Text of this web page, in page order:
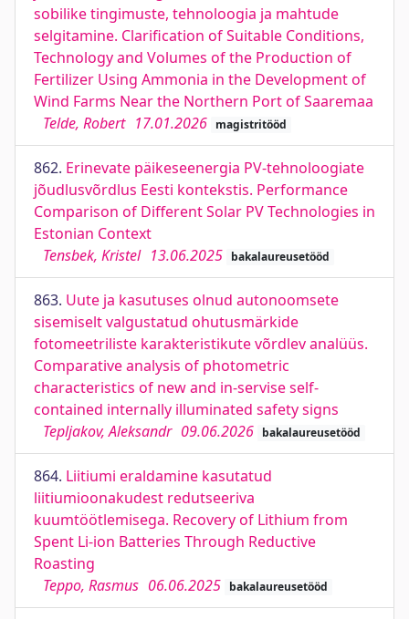
sobilike tingimuste, tehnoloogia ja mahtude
selgitamine. Clarification of Suitable Conditions,
Technology and Volumes of the Production of
Fertilizer Using Ammonia in the Development of
Wind Farms Near the Northern Port of Saaremaa
Telde, Robert 17.01.2026 magistritööd
862. Erinevate päikeseenergia PV-tehnoloogiate
jõudlusvõrdlus Eesti kontekstis. Performance
Comparison of Different Solar PV Technologies in
Estonian Context
Tensbek, Kristel 13.06.2025 bakalaureusetööd
863. Uute ja kasutuses olnud autonoomsete
sisemiselt valgustatud ohutusmärkide
fotomeetriliste karakteristikute võrdlev analüüs.
Comparative analysis of photometric
characteristics of new and in-servise self-
contained internally illuminated safety signs
Tepljakov, Aleksandr 09.06.2026 bakalaureusetööd
864. Liitiumi eraldamine kasutatud
liitiumioonakudest redutseeriva
kuumtöötlemisega. Recovery of Lithium from
Spent Li-ion Batteries Through Reductive
Roasting
Teppo, Rasmus 06.06.2025 bakalaureusetööd